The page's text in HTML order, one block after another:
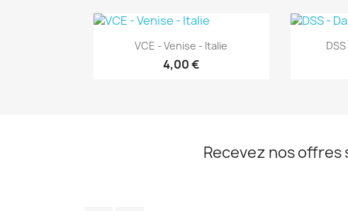
Aperçu rapide
VCE - Venise - Italie
4,00 €

Recevez nos offres